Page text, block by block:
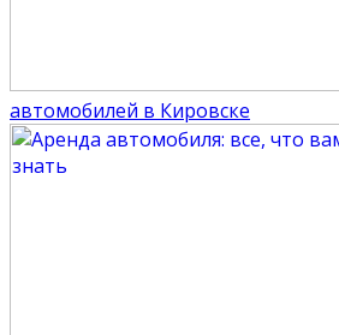
автомобилей в Кировске